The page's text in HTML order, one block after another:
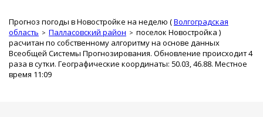
Прогноз погоды в Новостройке на неделю (Волгоградская
область
Палласовский район поселок Новостройка )
расчитан по собственному алгоритму на основе данных
Всеобщей Системы Прогнозирования. Обновление происходит 4
раза в сутки. Географические координаты: 50.03, 46.88. Местное
время 11:09